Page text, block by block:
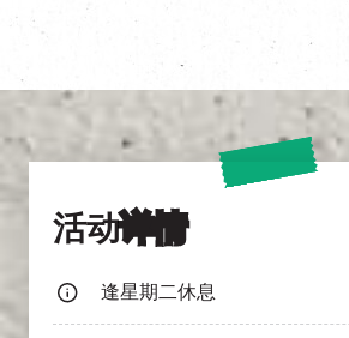
活动详情
逢星期二休息